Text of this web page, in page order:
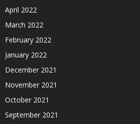
April 2022
March 2022
February 2022
January 2022
December 2021
November 2021
October 2021
September 2021